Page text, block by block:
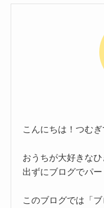
こんにちは！つむぎ
おうちが大好きな
出ずにブログでパー
このブログでは「